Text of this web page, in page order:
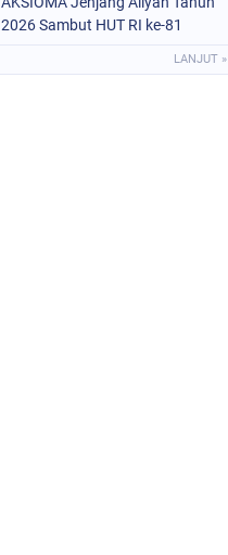
2026 Sambut HUT RI ke-81
LANJUT »